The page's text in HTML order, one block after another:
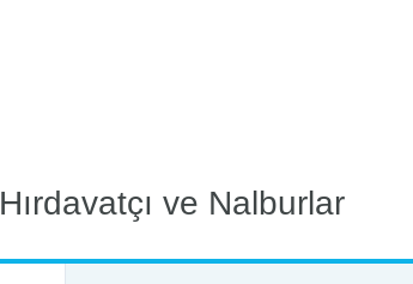
Hırdavatçı ve Nalburlar